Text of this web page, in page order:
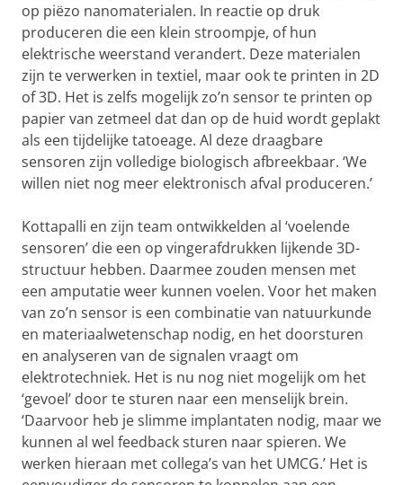
op piëzo nanomaterialen. In reactie op druk
produceren die een klein stroompje, of hun
elektrische weerstand verandert. Deze materialen
zijn te verwerken in textiel, maar ook te printen in 2D
of 3D. Het is zelfs mogelijk zo’n sensor te printen op
papier van zetmeel dat dan op de huid wordt geplakt
als een tijdelijke tatoeage. Al deze draagbare
sensoren zijn volledige biologisch afbreekbaar. ‘We
willen niet nog meer elektronisch afval produceren.’
Kottapalli en zijn team ontwikkelden al ‘voelende
sensoren’ die een op vingerafdrukken lijkende 3D-
structuur hebben. Daarmee zouden mensen met
een amputatie weer kunnen voelen. Voor het maken
van zo’n sensor is een combinatie van natuurkunde
en materiaalwetenschap nodig, en het doorsturen
en analyseren van de signalen vraagt om
elektrotechniek. Het is nu nog niet mogelijk om het
‘gevoel’ door te sturen naar een menselijk brein.
‘Daarvoor heb je slimme implantaten nodig, maar we
kunnen al wel feedback sturen naar spieren. We
werken hieraan met collega’s van het UMCG.’ Het is